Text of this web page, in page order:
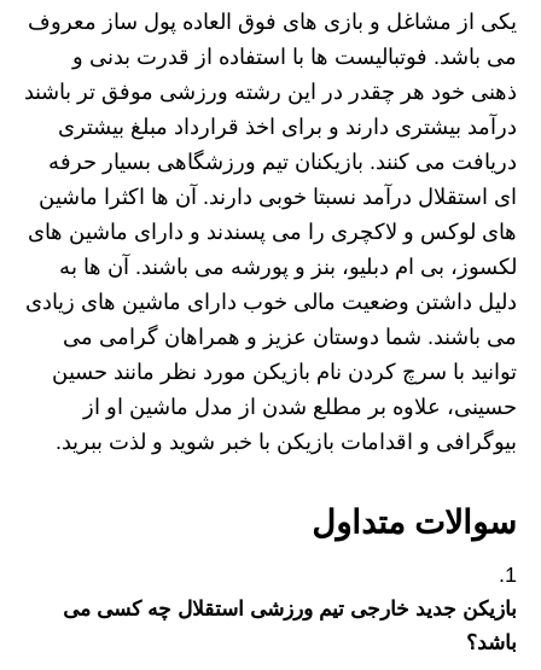
یکی از مشاغل و بازی های فوق العاده پول ساز معروف
می باشد. فوتبالیست ها با استفاده از قدرت بدنی و
ذهنی خود هر چقدر در این رشته ورزشی موفق تر باشند
درآمد بیشتری دارند و برای اخذ قرارداد مبلغ بیشتری
دریافت می کنند. بازیکنان تیم ورزشگاهی بسیار حرفه
ای استقلال درآمد نسبتا خوبی دارند. آن ها اکثرا ماشین
های لوکس و لاکچری را می پسندند و دارای ماشین های
لکسوز، بی ام دبلیو، بنز و پورشه می باشند. آن ها به
دلیل داشتن وضعیت مالی خوب دارای ماشین های زیادی
می باشند. شما دوستان عزیز و همراهان گرامی می
توانید با سرچ کردن نام بازیکن مورد نظر مانند حسین
حسینی، علاوه بر مطلع شدن از مدل ماشین او از
بیوگرافی و اقدامات بازیکن با خبر شوید و لذت ببرید.
سوالات متداول
بازیکن جدید خارجی تیم ورزشی استقلال چه کسی می
باشد؟